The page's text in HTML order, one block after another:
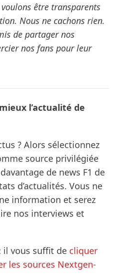
être transparents
Nous ne cachons rien.
de partager nos
nos fans pour leur
l’actualité de
? Alors sélectionnez
source privilégiée
de news F1 de
d’actualités. Vous ne
information et serez
nos interviews et
il vous suffit de cliquer
les sources Nextgen-